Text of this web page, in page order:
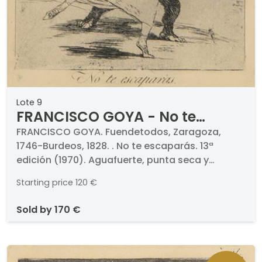
Lote 9
FRANCISCO GOYA - No te
escaparás
FRANCISCO GOYA. Fuendetodos, Zaragoza,
1746-Burdeos, 1828. . No te escaparás. 13ª
edición (1970). Aguafuerte, punta seca y
Medidas 215 x 150 mm plancha. Con marca de
Pertenece a la serie de Los Caprichos.
Starting price 120 €
sold by170 €